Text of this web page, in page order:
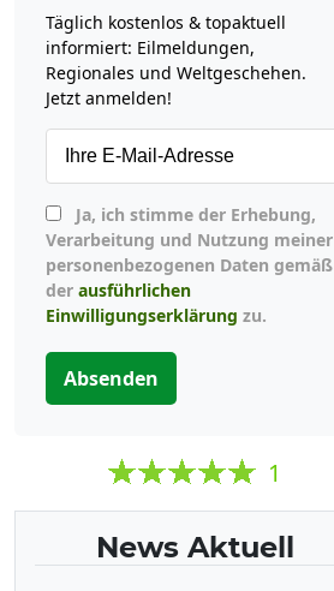
Täglich kostenlos & topaktuell
informiert: Eilmeldungen,
Regionales und Weltgeschehen.
Jetzt anmelden!
Verarbeitung und Nutzung meiner
personenbezogenen Daten gemäß
der ausführlichen
Einwilligungserklärung zu.
Absenden
1
News Aktuell